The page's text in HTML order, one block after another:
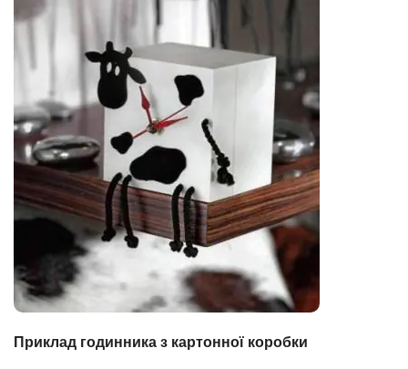
Приклад годинника з картонної коробки